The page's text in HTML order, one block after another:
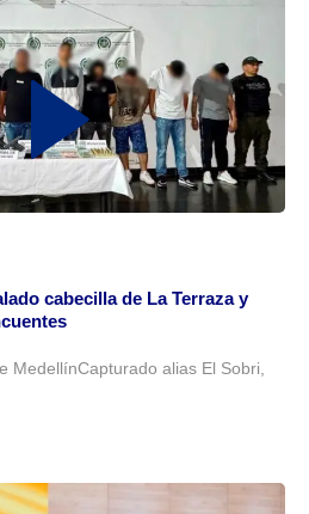
cabecilla de La Terraza y
MedellínCapturado alias El Sobri,